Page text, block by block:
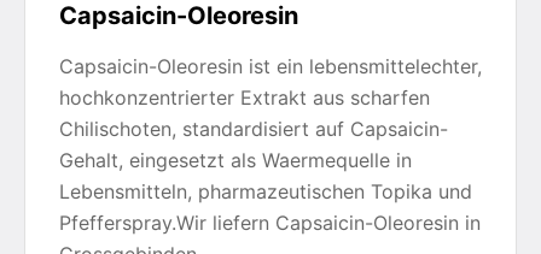
Capsaicin-Oleoresin
Capsaicin-Oleoresin ist ein lebensmittelechter,
hochkonzentrierter Extrakt aus scharfen
Chilischoten, standardisiert auf Capsaicin-
Gehalt, eingesetzt als Waermequelle in
Lebensmitteln, pharmazeutischen Topika und
Pfefferspray.Wir liefern Capsaicin-Oleoresin in